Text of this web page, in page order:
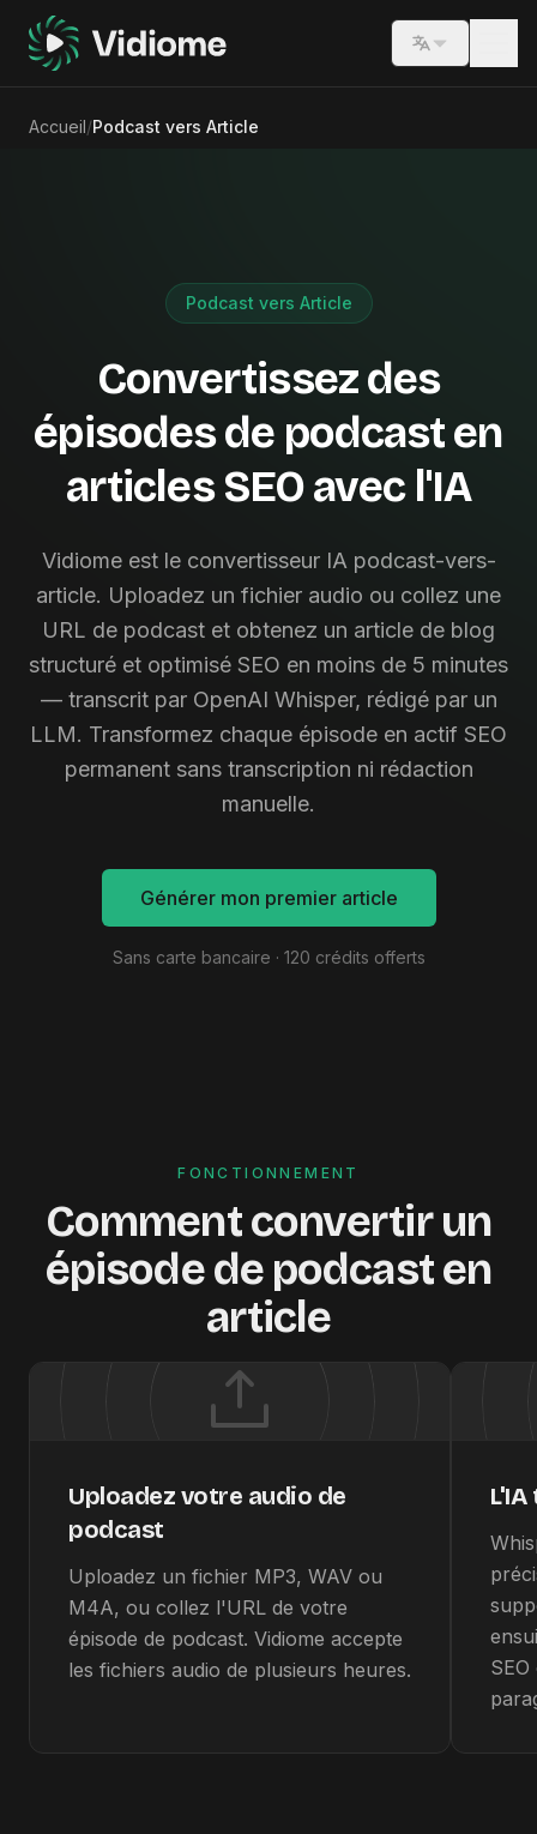
Switch
Accueil/Podcast vers Article
Podcast vers Article
Convertissez des
épisodes de podcast en
articles SEO avec l'IA
Vidiome est le convertisseur IA podcast-vers-
article. Uploadez un fichier audio ou collez une
URL de podcast et obtenez un article de blog
structuré et optimisé SEO en moins de 5 minutes
— transcrit par OpenAI Whisper, rédigé par un
LLM. Transformez chaque épisode en actif SEO
permanent sans transcription ni rédaction
manuelle.
Générer mon premier article
Sans carte bancaire · 120 crédits offerts
FONCTIONNEMENT
Comment convertir un
épisode de podcast en
article
Uploadez votre audio de
podcast
Uploadez un fichier MP3, WAV ou
M4A, ou collez l'URL de votre
épisode de podcast. Vidiome accepte
les fichiers audio de plusieurs heures.